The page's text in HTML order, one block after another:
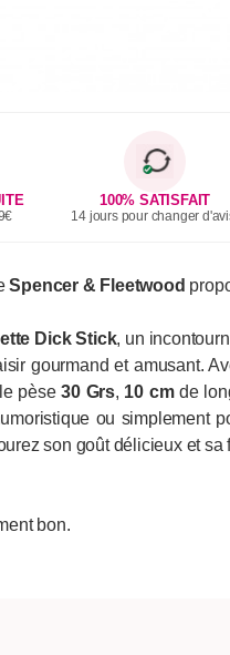
100% SATISFAIT
14 jours pour changer
Spencer & Fleetwood
Dick Stick, un
gourmand et amusant.
pèse30 Grs, 10 cmde
ou simplement
son goût délicieux et
bon.